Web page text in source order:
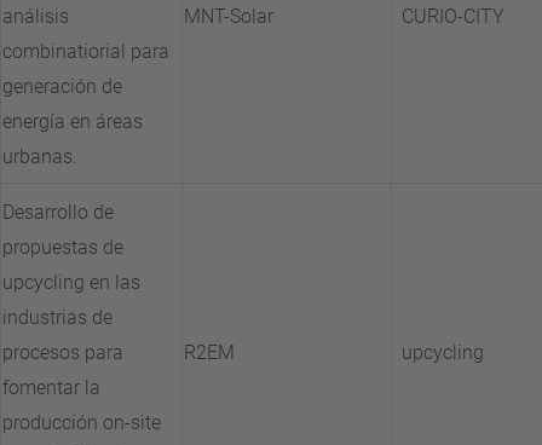
análisis
combinatiorial para
generación de
energía en áreas
urbanas.
MNT-Solar CURIO-CITY
Desarrollo de
propuestas de
upcycling en las
industrias de
procesos para
fomentar la
producción on-site
R2EM upcycling